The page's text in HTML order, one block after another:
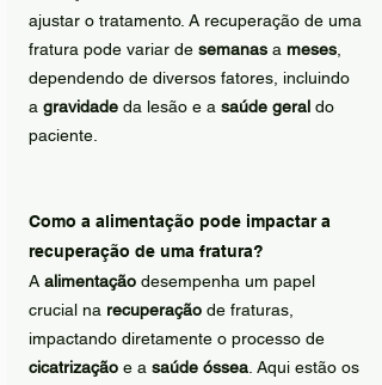
ajustar o tratamento. A recuperação de uma
fratura pode variar de semanas a meses,
dependendo de diversos fatores, incluindo
a gravidade da lesão e a saúde geral do
paciente.
Como a alimentação pode impactar a
recuperação de uma fratura?
A alimentação desempenha um papel
crucial na recuperação de fraturas,
impactando diretamente o processo de
cicatrização e a saúde óssea. Aqui estão os